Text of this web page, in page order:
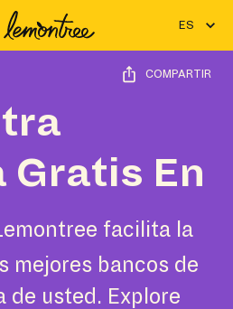
ES
COMPARTIR
Gratis En
facilita la
mejores bancos de
de usted. Explore